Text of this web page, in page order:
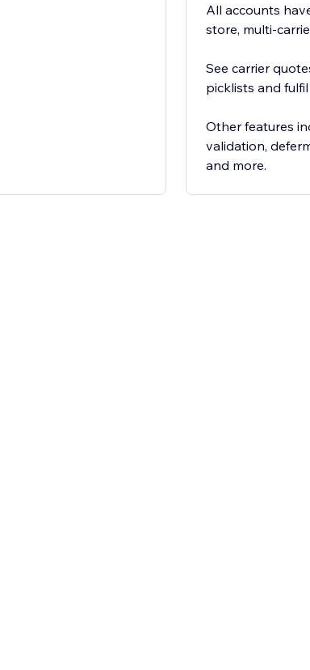
All accounts
store, multi-
See carrier
picklists and
Other features
validation,
and more.